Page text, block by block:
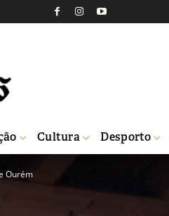
Cultura Desporto
Ourém